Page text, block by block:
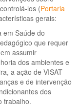
los (Portaria
gerais:
em Saúde do
que requer
assumir
dos ambientes e
a ação de VISAT
e de intervenção
dos
trabalho.